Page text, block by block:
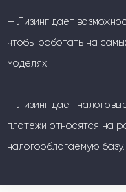
— Лизинг дает
чтобы работать на
моделях.
— Лизинг дает
платежи относятся на
налогооблагаемую базу.